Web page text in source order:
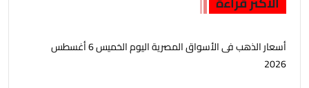
أسعار الذهب فى الأسواق المصرية اليوم الخميس 6 أغسطس
2026